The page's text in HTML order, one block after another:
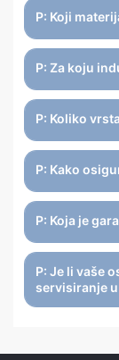
P: Koji
P: Za koju
P: Koliko
P: Kako
P: Koja je
P: Je li vaše
servisiranje